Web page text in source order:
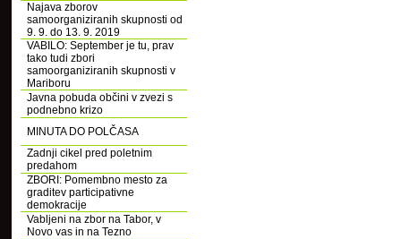
Najava zborov
samoorganiziranih skupnosti od
9. 9. do 13. 9. 2019
VABILO: September je tu, prav
tako tudi zbori
samoorganiziranih skupnosti v
Mariboru
Javna pobuda občini v zvezi s
podnebno krizo
MINUTA DO POLČASA
Zadnji cikel pred poletnim
predahom
ZBORI: Pomembno mesto za
graditev participativne
demokracije
Vabljeni na zbor na Tabor, v
Novo vas in na Tezno